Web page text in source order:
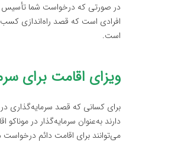
در صورتی که درخواست شما تأسیس یک
افرادی است که قصد راه‌اندازی
است.
ویزای اقامت برای
برای کسانی که قصد سرمایه‌گذاری در
دارند به‌عنوان سرمایه‌گذار در
می‌توانند برای اقامت دائم